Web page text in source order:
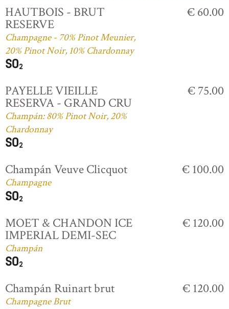
HAUTBOIS - BRUT
RESERVE
Champagne - 70% Pinot Meunier,
20% Pinot Noir, 10% Chardonnay
€ 60.00
PAYELLE VIEILLE
RESERVA - GRAND CRU
Champán: 80% Pinot Noir, 20%
Chardonnay
€ 75.00
Champán Veuve Clicquot
Champagne
€ 100.00
MOET & CHANDON ICE
IMPERIAL DEMI-SEC
Champán
€ 120.00
Champán Ruinart brut
Champagne Brut
€ 120.00